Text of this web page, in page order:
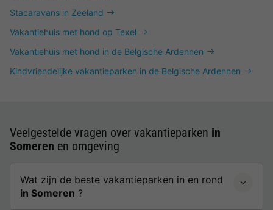
Stacaravans in Zeeland
Vakantiehuis met hond op Texel
Vakantiehuis met hond in de Belgische Ardennen
Kindvriendelijke vakantieparken in de Belgische Ardennen
Veelgestelde vragen over vakantieparken in
Someren en omgeving
Wat zijn de beste vakantieparken in en rond
in Someren ?